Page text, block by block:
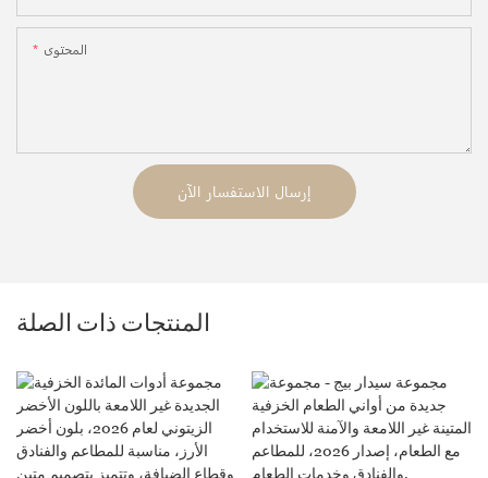
المحتوى
إرسال الاستفسار الآن
المنتجات ذات الصلة